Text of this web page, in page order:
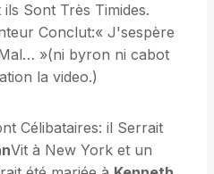
Sont Très Timides.
Conclut:« J'sespère
»(ni byron ni cabot
la video.)
Célibataires: il Serrait
Vit à New York et un